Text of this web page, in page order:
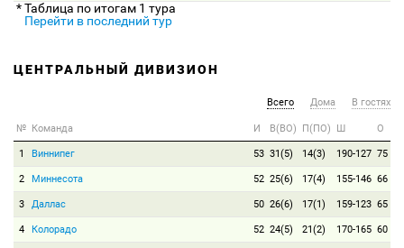
* Таблица по итогам 1 тура
Перейти в последний тур
ЦЕНТРАЛЬНЫЙ ДИВИЗИОН
Всего Дома В гостях
№ Команда И В(ВО) П(ПО) Ш О
1 Виннипег 53 31(5) 14(3) 190-127 75
2 Миннесота 52 25(6) 17(4) 155-146 66
3 Даллас 50 26(6) 17(1) 159-123 65
4 Колорадо 52 24(5) 21(2) 170-165 60